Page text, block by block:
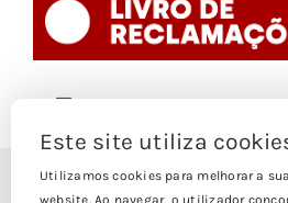
Navigation
© Copyright 1988-
Este site utiliza
Utilizamos cookies para melhorar a
website. Ao navegar, o utilizador